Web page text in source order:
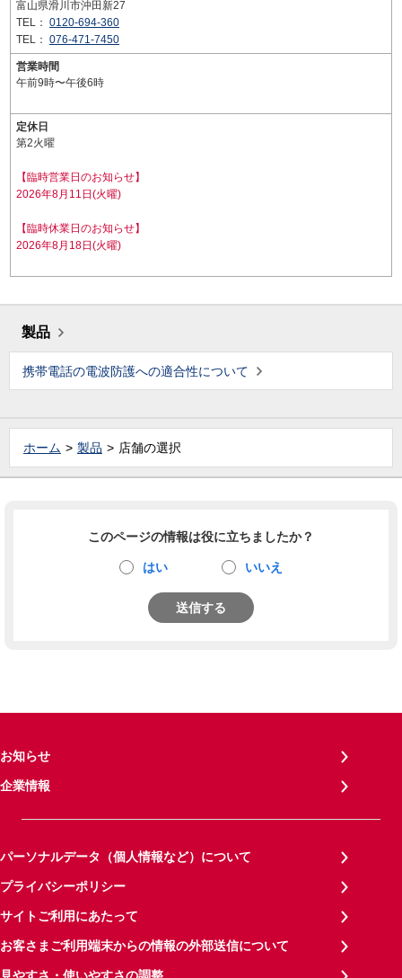
富山県滑川市沖田新27
TEL： 0120-694-360
TEL： 076-471-7450
営業時間
午前9時〜午後6時
定休日
第2火曜
【臨時営業日のお知らせ】
2026年8月11日(火曜)
【臨時休業日のお知らせ】
2026年8月18日(火曜)
製品
携帯電話の電波防護への適合性について
ホーム 製品 店舗の選択
このページの情報は役に立ちましたか？
はい いいえ
送信する
お知らせ
企業情報
パーソナルデータ（個人情報など）について
プライバシーポリシー
サイトご利用にあたって
お客さまご利用端末からの情報の外部送信について